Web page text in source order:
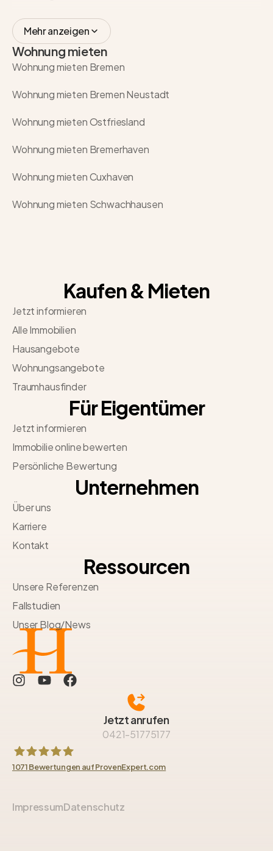
Mehr anzeigen
Wohnung mieten
Wohnung mieten Bremen
Wohnung mieten Bremen Neustadt
Wohnung mieten Ostfriesland
Wohnung mieten Bremerhaven
Wohnung mieten Cuxhaven
Wohnung mieten Schwachhausen
1071Bewertungen auf ProvenExpert.com
Jetzt anrufen
0421-51775177
Kaufen & Mieten
Jetzt informieren
Alle Immobilien
Hausangebote
Wohnungsangebote
Traumhausfinder
Für Eigentümer
Jetzt informieren
Immobilie online bewerten
Persönliche Bewertung
Unternehmen
Über uns
Karriere
Kontakt
Ressourcen
Unsere Referenzen
Fallstudien
Unser Blog/News
ImpressumDatenschutz